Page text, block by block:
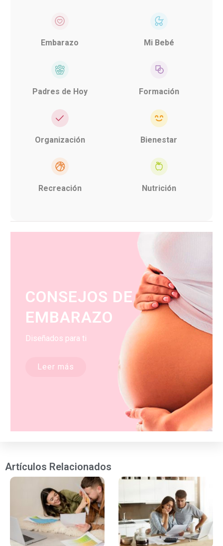
Embarazo Mi Bebé
Padres de Hoy Formación
Organización Bienestar
Recreación Nutrición
CONSEJOS DE
EMBARAZO
Diseñados para ti
Leer más
Artículos Relacionados